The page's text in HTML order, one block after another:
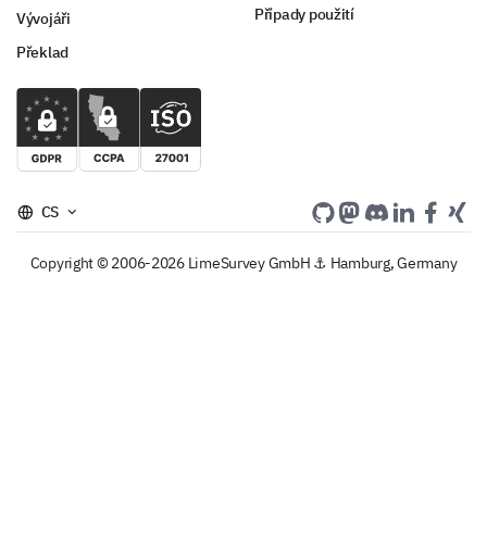
Vývojáři
Překlad
Případy použití
CS
Copyright © 2006-2026 LimeSurvey GmbH ⚓ Hamburg, Germany